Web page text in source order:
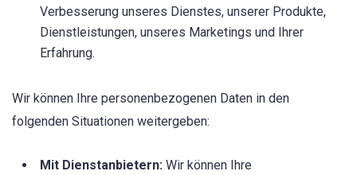
Verbesserung unseres Dienstes, unserer Produkte,
Dienstleistungen, unseres Marketings und Ihrer
Erfahrung.
Wir können Ihre personenbezogenen Daten in den
folgenden Situationen weitergeben:
Mit Dienstanbietern: Wir können Ihre